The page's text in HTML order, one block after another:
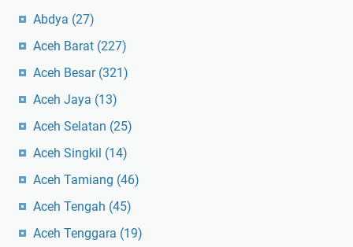
Abdya (27)
Aceh Barat (227)
Aceh Besar (321)
Aceh Jaya (13)
Aceh Selatan (25)
Aceh Singkil (14)
Aceh Tamiang (46)
Aceh Tengah (45)
Aceh Tenggara (19)